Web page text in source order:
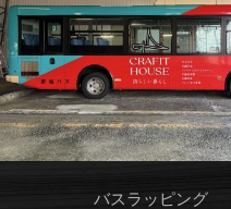
バスラッピング